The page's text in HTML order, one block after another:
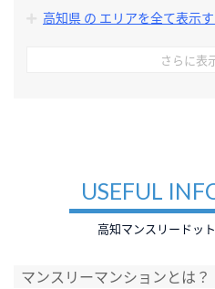
高知県 の エリアを全て表示
さらに表
USEFUL
高知マンスリードッ
マンスリーマンションとは？